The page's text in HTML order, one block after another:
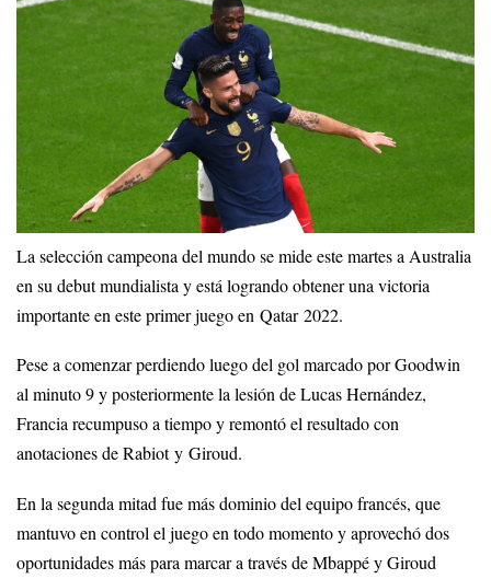
La selección campeona del mundo se mide este martes a Australia
en su debut mundialista y está logrando obtener una victoria
importante en este primer juego en Qatar 2022.
Pese a comenzar perdiendo luego del gol marcado por Goodwin
al minuto 9 y posteriormente la lesión de Lucas Hernández,
Francia recumpuso a tiempo y remontó el resultado con
anotaciones de Rabiot y Giroud.
En la segunda mitad fue más dominio del equipo francés, que
mantuvo en control el juego en todo momento y aprovechó dos
oportunidades más para marcar a través de Mbappé y Giroud